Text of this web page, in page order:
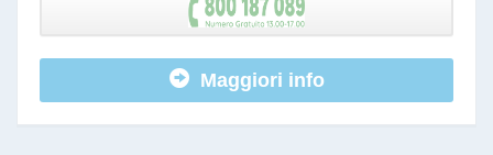
Maggiori info